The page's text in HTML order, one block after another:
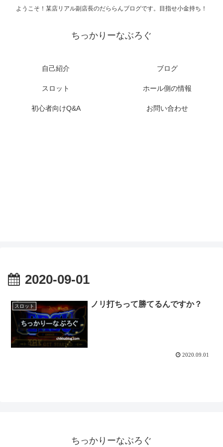
ようこそ！某店リアル副店長のだららんブログです。目指せ小金持ち！
ちっかりーなぶろぐ
自己紹介 ブログ
スロット ホール側の情報
初心者向けQ&A お問い合わせ
2020-09-01
スロット ノリ打ちって勝てるんですか？
2020.09.01
ちっかりーなぶろぐ